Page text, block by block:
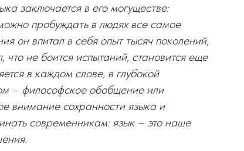
заключается в его могуществе:
пробуждать в людях все самое
он впитал в себя опыт тысяч поколений,
не боится испытаний, становится еще
в каждом слове, в глубокой
– философское обобщение или
внимание сохранности языка и
современникам: язык – это наше